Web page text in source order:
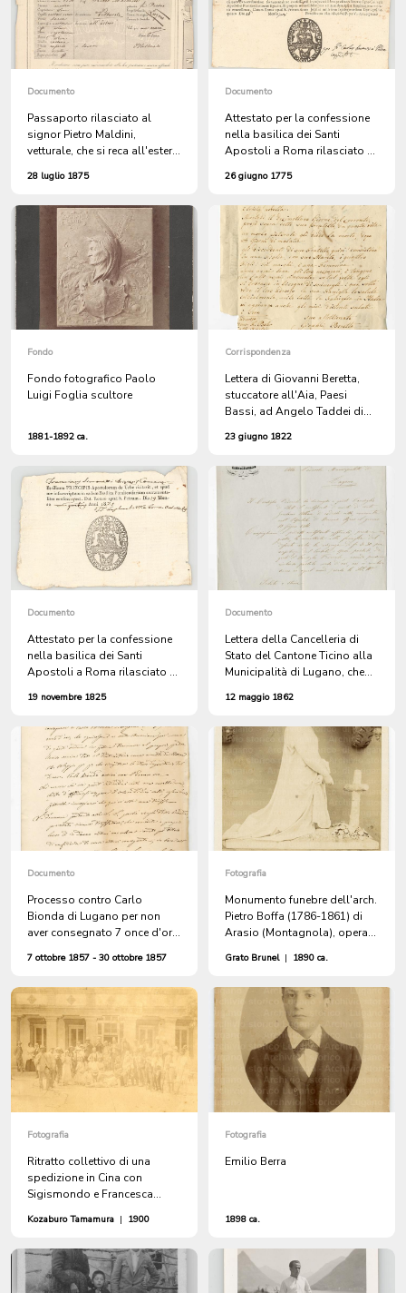
Documento
Passaporto rilasciato al
signor Pietro Maldini,
vetturale, che si reca all'estero
28 luglio 1875
Documento
Attestato per la confessione
nella basilica dei Santi
Apostoli a Roma rilasciato a
26 giugno 1775
Fondo
Fondo fotografico Paolo
Luigi Foglia scultore
1881-1892 ca.
Corrispondenza
Lettera di Giovanni Beretta,
stuccatore all'Aia, Paesi
Bassi, ad Angelo Taddei di
23 giugno 1822
Documento
Attestato per la confessione
nella basilica dei Santi
Apostoli a Roma rilasciato a
19 novembre 1825
Documento
Lettera della Cancelleria di
Stato del Cantone Ticino alla
Municipalità di Lugano, che
morte di Gerolamo Alleoni di
nell'ospedale di Buenos Aires
il 18 giugno 1861
12 maggio 1862
Documento
Processo contro Carlo
Bionda di Lugano per non
aver consegnato 7 once d'oro
(Argentina) da Pietro Fassora
7 ottobre 1857 - 30 ottobre 1857
Fotografia
Monumento funebre dell'arch.
Pietro Boffa (1786-1861) di
Arasio (Montagnola), opera
Grato Brunel | 1890 ca.
Fotografia
Ritratto collettivo di una
spedizione in Cina con
Sigismondo e Francesca
Kozaburo Tamamura | 1900
Fotografia
Emilio Berra
1898 ca.